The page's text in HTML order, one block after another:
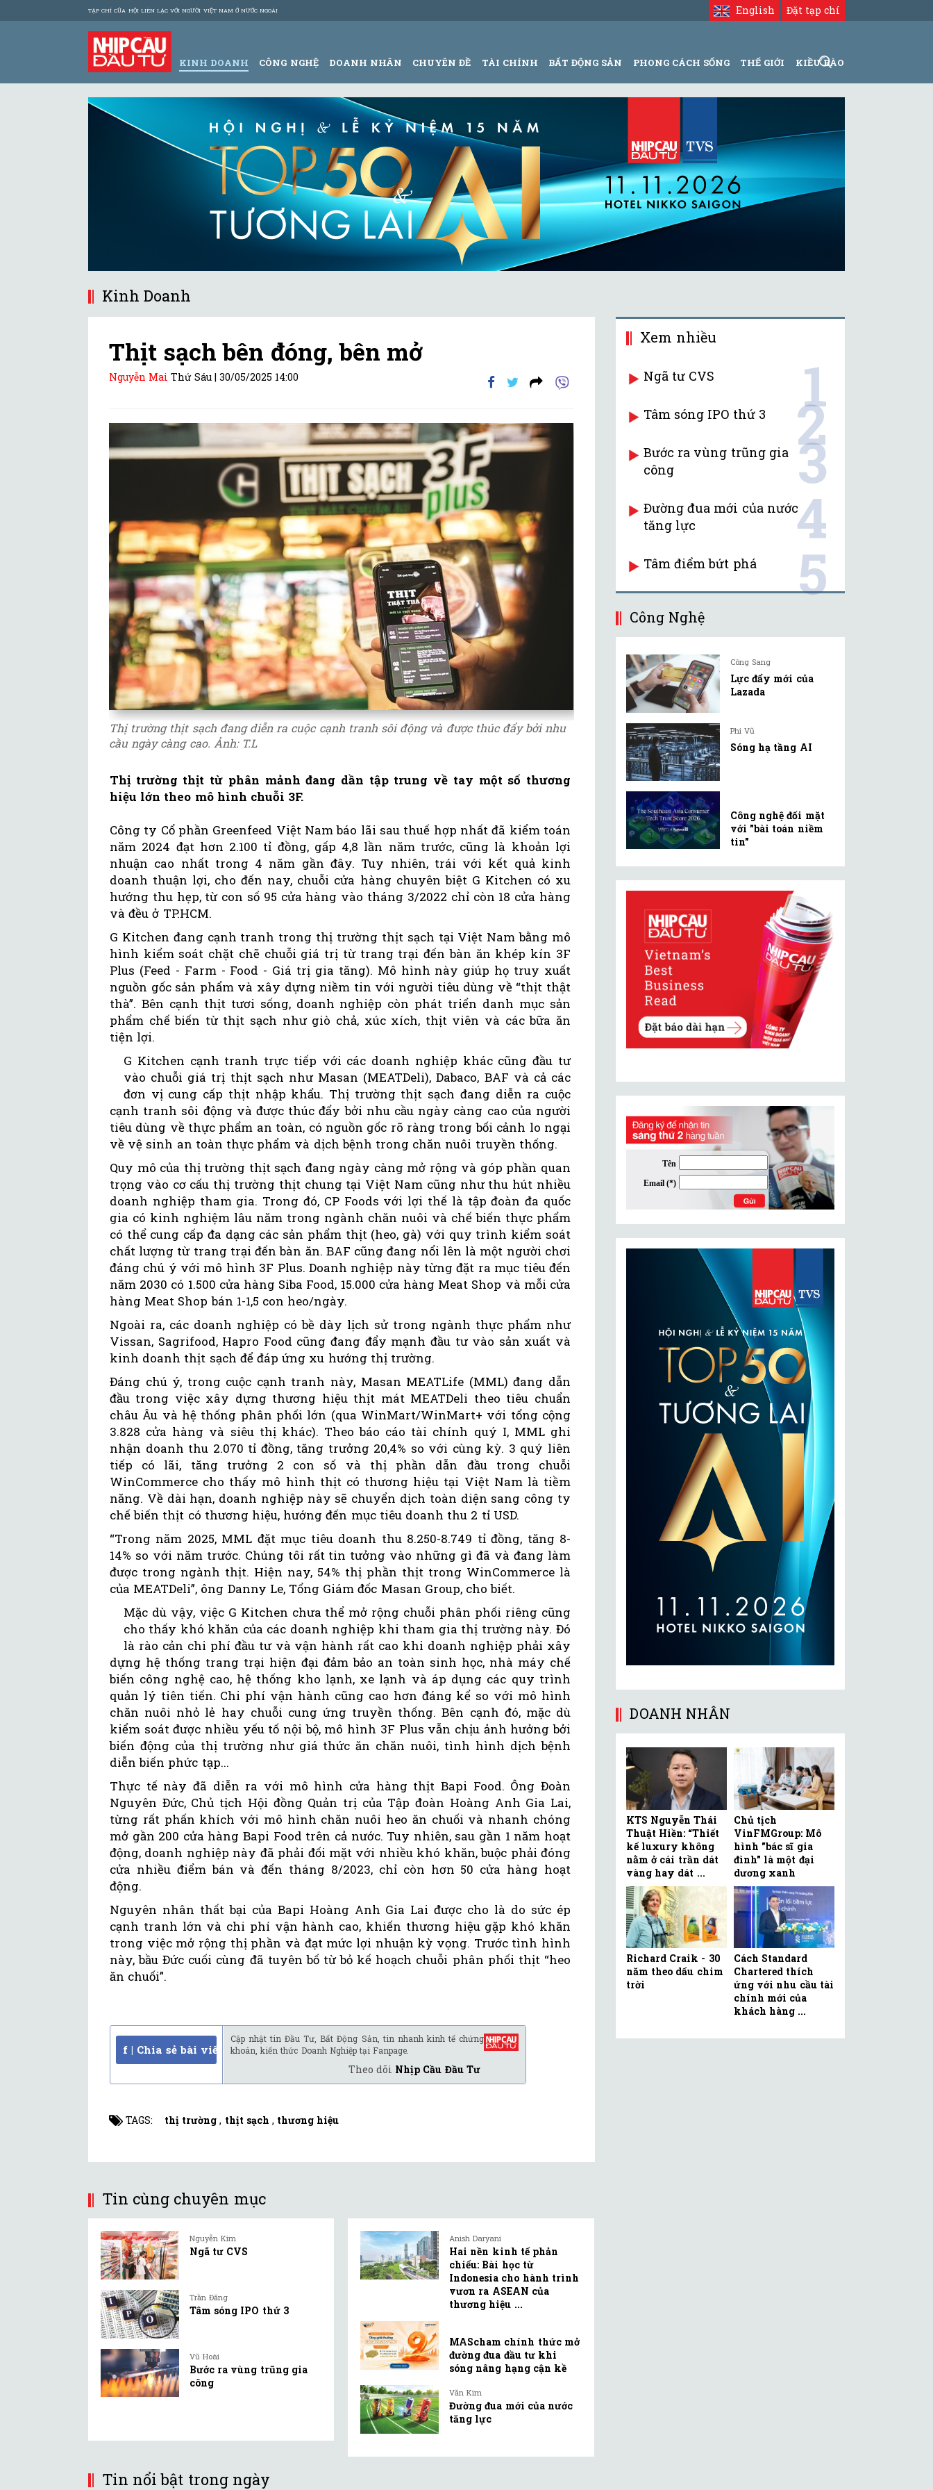
TẠP CHÍ CỦA HỘI LIÊN LẠC VỚI NGƯỜI VIỆT NAM Ở NƯỚC NGOÀI Đặt tạp chí
English
KINH DOANH CÔNG NGHỆ DOANH NHÂN CHUYÊN ĐỀ TÀI CHÍNH BẤT ĐỘNG SẢN PHONG CÁCH SỐNG THẾ GIỚI KIỀU BÀO
Kinh Doanh
Thịt sạch bên đóng, bên mở
Nguyễn Mai Thứ Sáu |30/05/2025 14:00
Thị trường thịt sạch đang diễn ra cuộc cạnh tranh sôi động và được thúc đẩy bởi nhu
cầu ngày càng cao. Ảnh: T.L
Thị trường thịt từ phân mảnh đang dần tập trung về tay một số thương
hiệu lớn theo mô hình chuỗi 3F.
Công ty Cổ phần Greenfeed Việt Nam báo lãi sau thuế hợp nhất đã kiểm toán
năm 2024 đạt hơn 2.100 tỉ đồng, gấp 4,8 lần năm trước, cũng là khoản lợi
nhuận cao nhất trong 4 năm gần đây. Tuy nhiên, trái với kết quả kinh
doanh thuận lợi, cho đến nay, chuỗi cửa hàng chuyên biệt G Kitchen có xu
hướng thu hẹp, từ con số 95 cửa hàng vào tháng 3/2022 chỉ còn 18 cửa hàng
và đều ở TP.HCM.
G Kitchen đang cạnh tranh trong thị trường thịt sạch tại Việt Nam bằng mô
hình kiểm soát chặt chẽ chuỗi giá trị từ trang trại đến bàn ăn khép kín 3F
Plus (Feed - Farm - Food - Giá trị gia tăng). Mô hình này giúp họ truy xuất
nguồn gốc sản phẩm và xây dựng niềm tin với người tiêu dùng về “thịt thật
thà”. Bên cạnh thịt tươi sống, doanh nghiệp còn phát triển danh mục sản
phẩm chế biến từ thịt sạch như giò chả, xúc xích, thịt viên và các bữa ăn
tiện lợi.
G Kitchen cạnh tranh trực tiếp với các doanh nghiệp khác cũng đầu tư
vào chuỗi giá trị thịt sạch như Masan (MEATDeli), Dabaco, BAF và cả các
đơn vị cung cấp thịt nhập khẩu. Thị trường thịt sạch đang diễn ra cuộc
cạnh tranh sôi động và được thúc đẩy bởi nhu cầu ngày càng cao của người
tiêu dùng về thực phẩm an toàn, có nguồn gốc rõ ràng trong bối cảnh lo ngại
về vệ sinh an toàn thực phẩm và dịch bệnh trong chăn nuôi truyền thống.
Quy mô của thị trường thịt sạch đang ngày càng mở rộng và góp phần quan
trọng vào cơ cấu thị trường thịt chung tại Việt Nam cũng như thu hút nhiều
doanh nghiệp tham gia. Trong đó, CP Foods với lợi thế là tập đoàn đa quốc
gia có kinh nghiệm lâu năm trong ngành chăn nuôi và chế biến thực phẩm
có thể cung cấp đa dạng các sản phẩm thịt (heo, gà) với quy trình kiểm soát
chất lượng từ trang trại đến bàn ăn. BAF cũng đang nổi lên là một người chơi
đáng chú ý với mô hình 3F Plus. Doanh nghiệp này từng đặt ra mục tiêu đến
năm 2030 có 1.500 cửa hàng Siba Food, 15.000 cửa hàng Meat Shop và mỗi cửa
hàng Meat Shop bán 1-1,5 con heo/ngày.
Ngoài ra, các doanh nghiệp có bề dày lịch sử trong ngành thực phẩm như
Vissan, Sagrifood, Hapro Food cũng đang đẩy mạnh đầu tư vào sản xuất và
kinh doanh thịt sạch để đáp ứng xu hướng thị trường.
Đáng chú ý, trong cuộc cạnh tranh này, Masan MEATLife (MML) đang dẫn
đầu trong việc xây dựng thương hiệu thịt mát MEATDeli theo tiêu chuẩn
châu Âu và hệ thống phân phối lớn (qua WinMart/WinMart+ với tổng cộng
3.828 cửa hàng và siêu thị khác). Theo báo cáo tài chính quý I, MML ghi
nhận doanh thu 2.070 tỉ đồng, tăng trưởng 20,4% so với cùng kỳ. 3 quý liên
tiếp có lãi, tăng trưởng 2 con số và thị phần dẫn đầu trong chuỗi
WinCommerce cho thấy mô hình thịt có thương hiệu tại Việt Nam là tiềm
năng. Về dài hạn, doanh nghiệp này sẽ chuyển dịch toàn diện sang công ty
chế biến thịt có thương hiệu, hướng đến mục tiêu doanh thu 2 tỉ USD.
“Trong năm 2025, MML đặt mục tiêu doanh thu 8.250-8.749 tỉ đồng, tăng 8-
14% so với năm trước. Chúng tôi rất tin tưởng vào những gì đã và đang làm
được trong ngành thịt. Hiện nay, 54% thị phần thịt trong WinCommerce là
của MEATDeli”, ông Danny Le, Tổng Giám đốc Masan Group, cho biết.
Mặc dù vậy, việc G Kitchen chưa thể mở rộng chuỗi phân phối riêng cũng
cho thấy khó khăn của các doanh nghiệp khi tham gia thị trường này. Đó
là rào cản chi phí đầu tư và vận hành rất cao khi doanh nghiệp phải xây
dựng hệ thống trang trại hiện đại đảm bảo an toàn sinh học, nhà máy chế
biến công nghệ cao, hệ thống kho lạnh, xe lạnh và áp dụng các quy trình
quản lý tiên tiến. Chi phí vận hành cũng cao hơn đáng kể so với mô hình
chăn nuôi nhỏ lẻ hay chuỗi cung ứng truyền thống. Bên cạnh đó, mặc dù
kiểm soát được nhiều yếu tố nội bộ, mô hình 3F Plus vẫn chịu ảnh hưởng bởi
biến động của thị trường như giá thức ăn chăn nuôi, tình hình dịch bệnh
diễn biến phức tạp...
Thực tế này đã diễn ra với mô hình cửa hàng thịt Bapi Food. Ông Đoàn
Nguyên Đức, Chủ tịch Hội đồng Quản trị của Tập đoàn Hoàng Anh Gia Lai,
từng rất phấn khích với mô hình chăn nuôi heo ăn chuối và nhanh chóng
mở gần 200 cửa hàng Bapi Food trên cả nước. Tuy nhiên, sau gần 1 năm hoạt
động, doanh nghiệp này đã phải đối mặt với nhiều khó khăn, buộc phải đóng
cửa nhiều điểm bán và đến tháng 8/2023, chỉ còn hơn 50 cửa hàng hoạt
động.
Nguyên nhân thất bại của Bapi Hoàng Anh Gia Lai được cho là do sức ép
cạnh tranh lớn và chi phí vận hành cao, khiến thương hiệu gặp khó khăn
trong việc mở rộng thị phần và đạt mức lợi nhuận kỳ vọng. Trước tình hình
này, bầu Đức cuối cùng đã tuyên bố từ bỏ kế hoạch chuỗi phân phối thịt “heo
ăn chuối”.
f | Chia sẻ bài viết
Cập nhật tin Đầu Tư, Bất Động Sản, tin nhanh kinh tế chứng
khoán, kiến thức Doanh Nghiệp tại Fanpage.
Theo dõi Nhịp Cầu Đầu Tư
TAGS: thị trường , thịt sạch , thương hiệu
Tin cùng chuyên mục
Nguyễn Kim
Ngã tư CVS
Trần Đăng
Tâm sóng IPO thứ 3
Vũ Hoài
Bước ra vùng trũng gia
công
Anish Daryani
Hai nền kinh tế phản
chiếu: Bài học từ
Indonesia cho hành trình
vươn ra ASEAN của
thương hiệu ...
MAScham chính thức mở
đường đua đầu tư khi
sóng nâng hạng cận kề
Văn Kim
Đường đua mới của nước
tăng lực
Tin nổi bật trong ngày
Xem nhiều
Ngã tư CVS 1
Tâm sóng IPO thứ 3 2
Bước ra vùng trũng gia
công
3
Đường đua mới của nước
tăng lực
4
Tâm điểm bứt phá 5
Công Nghệ
Công Sang
Lực đẩy mới của
Lazada
Phi Vũ
Sóng hạ tầng AI
Công nghệ đối mặt
với "bài toán niềm
tin"
DOANH NHÂN
KTS Nguyễn Thái
Thuật Hiền: “Thiết
kế luxury không
nằm ở cái trần dát
vàng hay dát ...
Chủ tịch
VinFMGroup: Mô
hình "bác sĩ gia
đình" là một đại
dương xanh
Richard Craik - 30
năm theo dấu chim
trời
Cách Standard
Chartered thích
ứng với nhu cầu tài
chính mới của
khách hàng ...